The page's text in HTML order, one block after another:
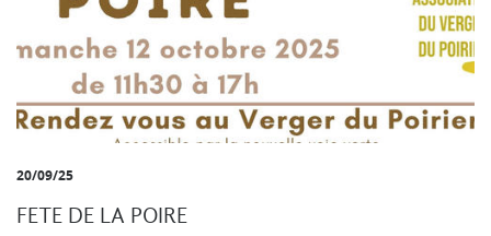
20/09/25
FETE DE LA POIRE